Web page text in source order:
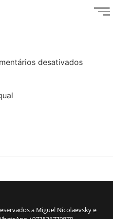
desativados
a Miguel Nicolaevsky e